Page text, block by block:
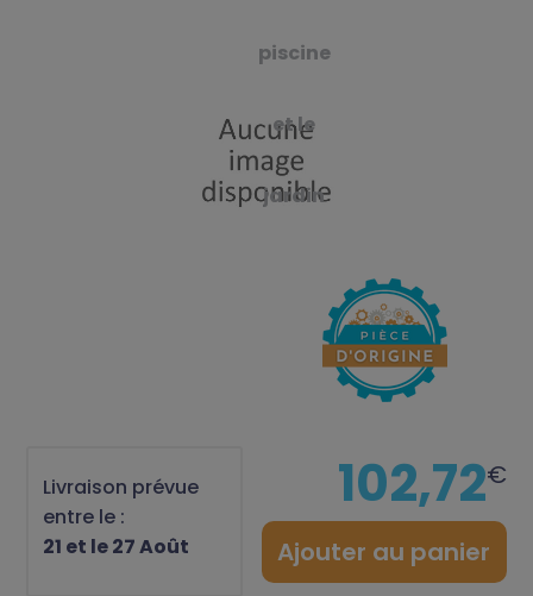
piscine
et le
jardin
Livraison prévue
entre le :
21 et le 27 Août
102,72€
Ajouter au panier